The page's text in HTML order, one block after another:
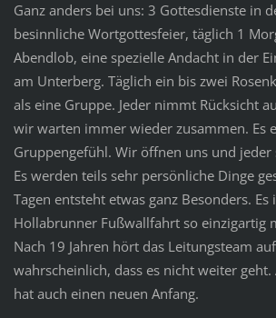
Ganz anders bei uns: 3 Gottesdienste in
besinnliche Wortgottesfeier, täglich 1
Abendlob, eine spezielle Andacht in der
am Unterberg. Täglich ein bis zwei
als eine Gruppe. Jeder nimmt Rücksicht
wir warten immer wieder zusammen. Es
Gruppengefühl. Wir öffnen uns und
Es werden teils sehr persönliche Dinge
Tagen entsteht etwas ganz Besonders. Es
Hollabrunner Fußwallfahrt so einzigartig
Nach 19 Jahren hört das Leitungsteam
wahrscheinlich, dass es nicht weiter geht.
hat auch einen neuen Anfang.